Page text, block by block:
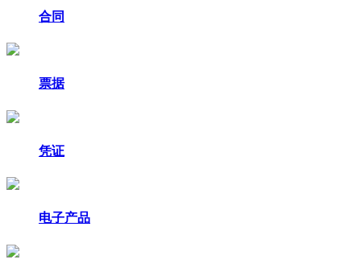
合同
票据
凭证
电子产品